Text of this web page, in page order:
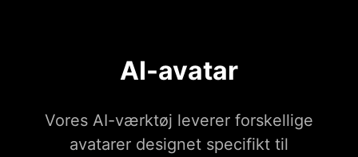
AI-avatar
Vores AI-værktøj leverer forskellige
avatarer designet specifikt til